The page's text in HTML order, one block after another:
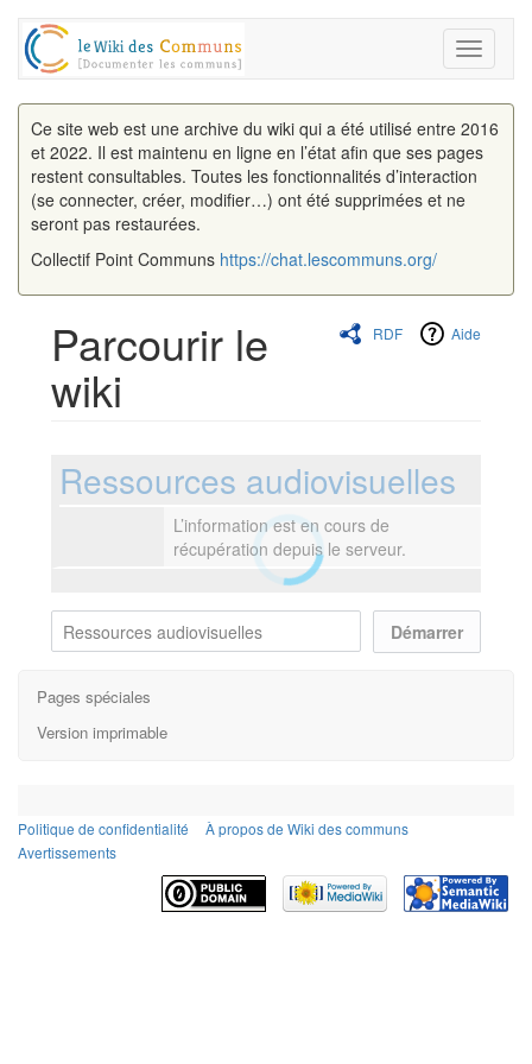
Toggle
Ce site web est une archive du wiki qui a été utilisé entre 2016
et 2022. Il est maintenu en ligne en l’état afin que ses pages
restent consultables. Toutes les fonctionnalités d’interaction
(se connecter, créer, modifier…) ont été supprimées et ne
seront pas restaurées.
Collectif Point Communs https://chat.lescommuns.org/
RDF Aide
Parcourir le
wiki
Ressources audiovisuelles
L’information est en cours de
récupération depuis le serveur.
Pages spéciales
Version imprimable
Politique de confidentialité
À propos de Wiki des communs
Avertissements